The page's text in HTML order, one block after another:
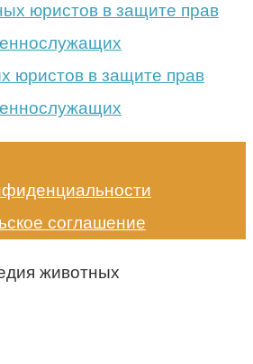
юристов в защите прав
соглашение
животных